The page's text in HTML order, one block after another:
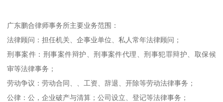
广东鹏合律师事务所主要业务范围：
法律顾问：担任机关、企事业单位、私人常年法律顾问；
刑事案件：刑事案件辩护、刑事案件代理、刑事犯罪辩护、取保候
审等法律事务；
劳动争议：劳动合同、、工资、辞退、开除等劳动法律事务；
公律：公，企业破产与清算；公司设立、登记等法律事务；